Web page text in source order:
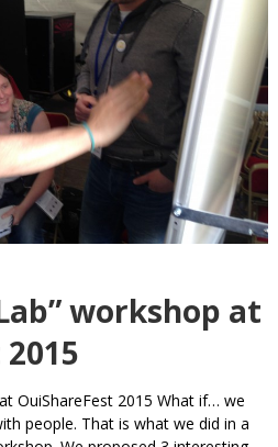
workshop at
OuiShareFest 2015 What if… we
people. That is what we did in a